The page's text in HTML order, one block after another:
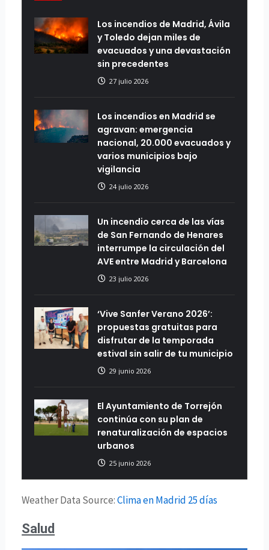
Los incendios de Madrid, Ávila
y Toledo dejan miles de
evacuados y una devastación
sin precedentes
27 julio 2026
Los incendios en Madrid se
agravan: emergencia
nacional, 20.000 evacuados y
varios municipios bajo
vigilancia
24 julio 2026
Un incendio cerca de las vías
de San Fernando de Henares
interrumpe la circulación del
AVE entre Madrid y Barcelona
23 julio 2026
‘Vive Sanfer Verano 2026’:
propuestas gratuitas para
disfrutar de la temporada
estival sin salir de tu municipio
29 junio 2026
El Ayuntamiento de Torrejón
continúa con su plan de
renaturalización de espacios
urbanos
25 junio 2026
Weather Data Source:Clima en Madrid 25 días
Salud